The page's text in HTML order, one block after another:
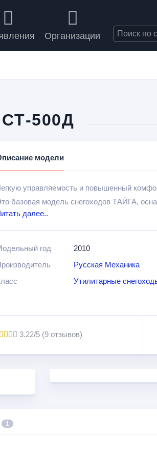
Организации
500Д
модели
управляемость и повышенный
базовая модель снегоходов ТАЙГА,
утилитарный снегоход, который
из основных преимуществ этой
службы и надежность
далее..
год
2010
Русская Механика
Утилитарные
3.22/5 (9 отзывов)
1